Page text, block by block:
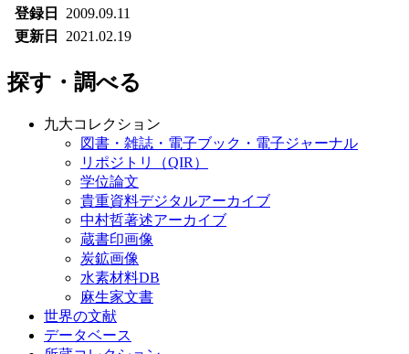
登録日
2009.09.11
更新日
2021.02.19
探す・調べる
九大コレクション
図書・雑誌・電子ブック・電子ジャーナル
リポジトリ（QIR）
学位論文
貴重資料デジタルアーカイブ
中村哲著述アーカイブ
蔵書印画像
炭鉱画像
水素材料DB
麻生家文書
世界の文献
データベース